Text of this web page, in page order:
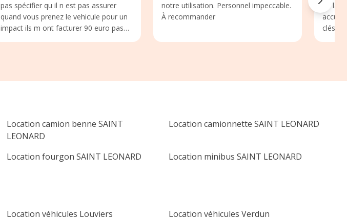
pas spécifier qu il n est pas assurer
quand vous prenez le vehicule pour un
impact ils m ont facturer 90 euro pas
mettrer plus les pieds
notre utilisation. Personnel impeccable.
À recommander
de la
clés et
Location véhicules Louviers
Location véhicules Verdun
Location camion benne SAINT
LEONARD
Location camionnette SAINT LEONARD
Location fourgon SAINT LEONARD Location minibus SAINT LEONARD